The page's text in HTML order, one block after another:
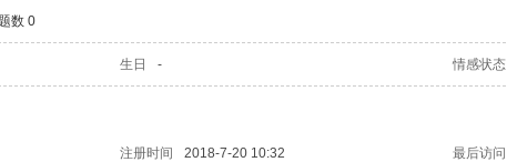
数 0
生日 - 情感状态
注册时间 2018-7-20 10:32 最后访问